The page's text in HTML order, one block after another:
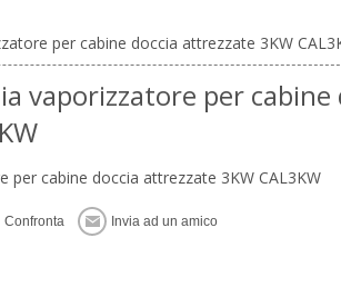
per cabine doccia attrezzate 3KW
vaporizzatore per cabine
cabine doccia attrezzate 3KW CAL3KW